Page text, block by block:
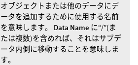
オブジェクトまたは他のデータにデ
ータを追加するために使用する名前
を意味します。 Data Name に“/”(ま
たは複数)を含めれば、それはサブデ
ータ内側に移動することを意味しま
す。